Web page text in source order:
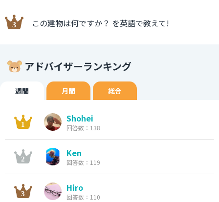
この建物は何ですか？ を英語で教えて!
アドバイザーランキング
週間 月間 総合
Shohei
回答数：138
Ken
回答数：119
Hiro
回答数：110